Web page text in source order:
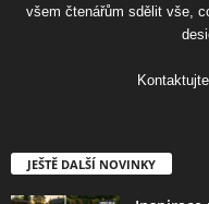
všem čtenářům sdělit vše,
JEŠTĚ DALŠÍ NOVINKY